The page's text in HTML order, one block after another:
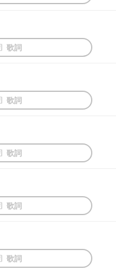
歌詞
歌詞
歌詞
歌詞
歌詞